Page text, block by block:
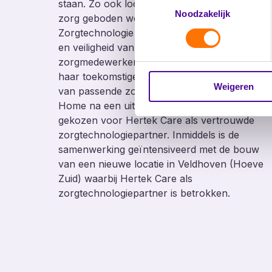
Noodzakelijk
Weigeren
staan. Zo ook locaties waar 24 uur per dag
zorg geboden wordt aan bewoners.
Zorgtechnologie levert een bijdrage aan welzijn
en veiligheid van de bewoners en faciliteert de
zorgmedewerker met efficiënt werken. Om
haar toekomstige woonzorglocaties te voorzien
van passende zorgtechnologie heeft Long at
Home na een uitgebreide leveranciersselectie
gekozen voor Hertek Care als vertrouwde
zorgtechnologiepartner. Inmiddels is de
samenwerking geïntensiveerd met de bouw
van een nieuwe locatie in Veldhoven (Hoeve
Zuid) waarbij Hertek Care als
zorgtechnologiepartner is betrokken.